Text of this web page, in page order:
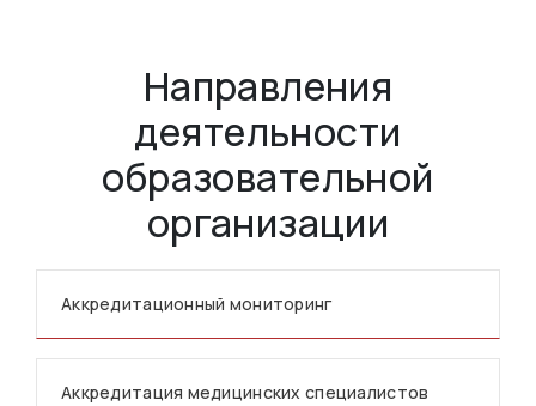
Направления
деятельности
образовательной
организации
Аккредитационный мониторинг
Аккредитация медицинских специалистов